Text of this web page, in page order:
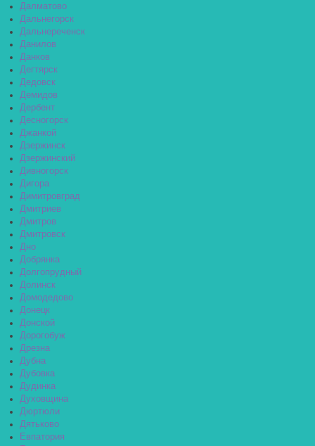
Далматово
Дальнегорск
Дальнереченск
Данилов
Данков
Дегтярск
Дедовск
Демидов
Дербент
Десногорск
Джанкой
Дзержинск
Дзержинский
Дивногорск
Дигора
Димитровград
Дмитриев
Дмитров
Дмитровск
Дно
Добрянка
Долгопрудный
Долинск
Домодедово
Донецк
Донской
Дорогобуж
Дрезна
Дубна
Дубовка
Дудинка
Духовщина
Дюртюли
Дятьково
Евпатория